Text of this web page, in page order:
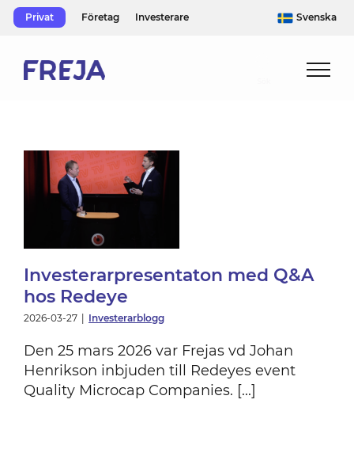
SkipPrivat Företag Investerare Svenska
Investerarpresentaton med Q&A
hos Redeye
2026-03-27 Investerarblogg
Den 25 mars 2026 var Frejas vd Johan
Henrikson inbjuden till Redeyes event
Quality Microcap Companies. [...]